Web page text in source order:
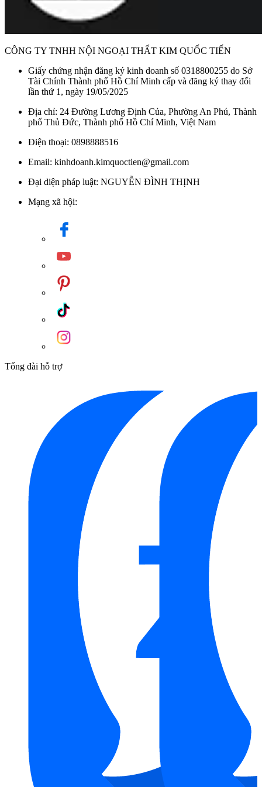
CÔNG TY TNHH NỘI NGOẠI THẤT KIM QUỐC TIẾN
Giấy chứng nhận đăng ký kinh doanh số 0318800255 do Sở
Tài Chính Thành phố Hồ Chí Minh cấp và đăng ký thay đổi
lần thứ 1, ngày 19/05/2025
Địa chỉ: 24 Đường Lương Định Của, Phường An Phú, Thành
phố Thủ Đức, Thành phố Hồ Chí Minh, Việt Nam
Điện thoại: 0898888516
Email: kinhdoanh.kimquoctien@gmail.com
Đại diện pháp luật: NGUYỄN ĐÌNH THỊNH
Mạng xã hội:
Tổng đài hỗ trợ